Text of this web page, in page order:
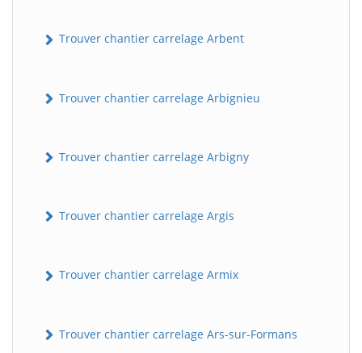
Trouver chantier carrelage Arbent
Trouver chantier carrelage Arbignieu
Trouver chantier carrelage Arbigny
Trouver chantier carrelage Argis
Trouver chantier carrelage Armix
Trouver chantier carrelage Ars-sur-Formans